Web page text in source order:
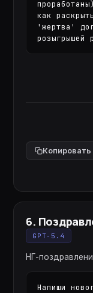
как
'жертва'
розыгрышей
Копировать
6.
GPT-5.4
НГ-
Напиши